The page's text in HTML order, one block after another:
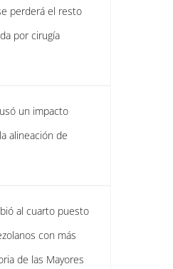
perderá el resto
por cirugía
un impacto
alineación de
al cuarto puesto
con más
de las Mayores